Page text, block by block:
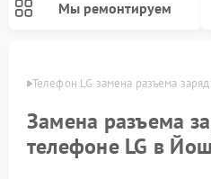
Мы ремонтируем
Телефон LG замена разъема
Замена разъема
телефоне LG в